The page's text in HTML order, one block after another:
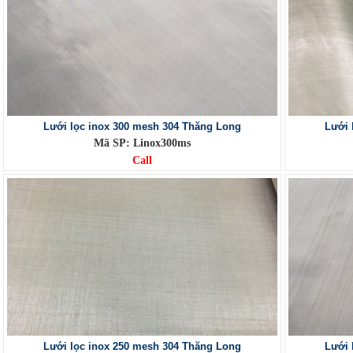
Lưới lọc inox 300 mesh 304 Thăng Long
Mã SP: Linox300ms
Call
Lưới
Lưới lọc inox 250 mesh 304 Thăng Long Lưới